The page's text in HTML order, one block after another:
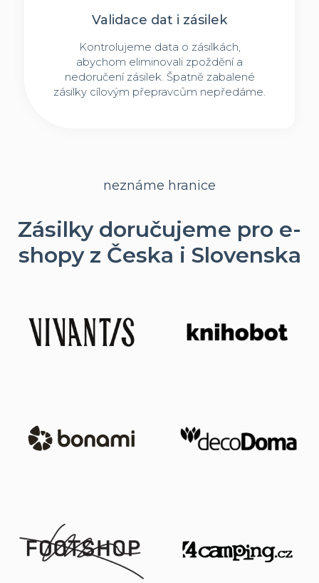
Validace dat i zásilek
Kontrolujeme data o zásilkách,
abychom eliminovali zpoždění a
nedoručení zásilek. Špatně zabalené
zásilky cílovým přepravcům nepředáme.
neznáme hranice
Zásilky doručujeme pro e-
shopy z Česka i Slovenska